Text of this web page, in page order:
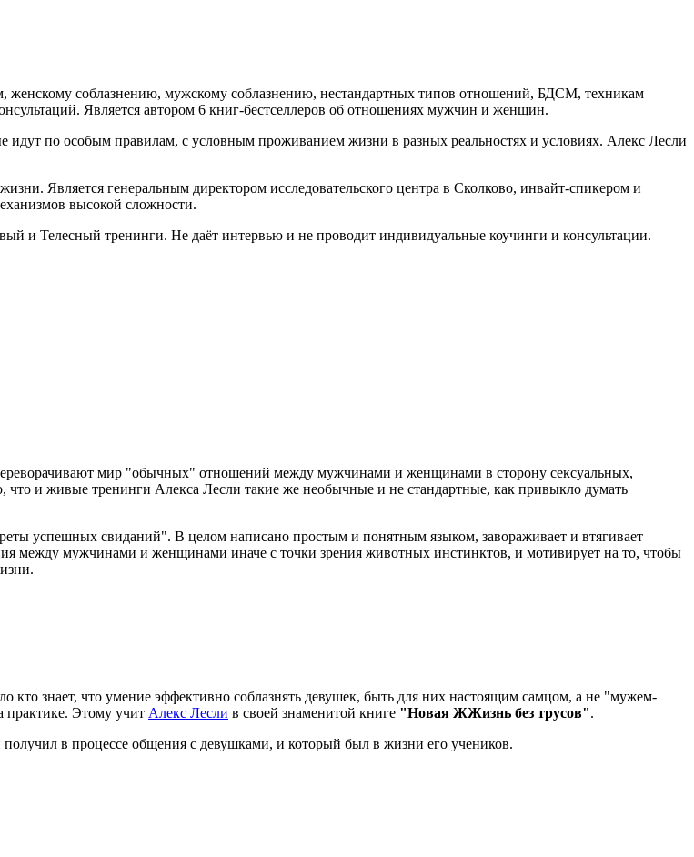
женскому соблазнению, мужскому соблазнению, нестандартных типов отношений, БДСМ, техникам
Является автором 6 книг-бестселлеров об отношениях мужчин и женщин.
идут по особым правилам, с условным проживанием жизни в разных реальностях и условиях. Алекс Лесли
Является генеральным директором исследовательского центра в Сколково, инвайт-спикером и
высокой сложности.
и Телесный тренинги. Не даёт интервью и не проводит индивидуальные коучинги и консультации.
мир "обычных" отношений между мужчинами и женщинами в сторону сексуальных,
и живые тренинги Алекса Лесли такие же необычные и не стандартные, как привыкло думать
успешных свиданий". В целом написано простым и понятным языком, завораживает и втягивает
между мужчинами и женщинами иначе с точки зрения животных инстинктов, и мотивирует на то, чтобы
знает, что умение эффективно соблазнять девушек, быть для них настоящим самцом, а не "мужем-
практике. Этому учит Алекс Лесли в своей знаменитой книге "Новая ЖЖизнь без трусов".
в процессе общения с девушками, и который был в жизни его учеников.